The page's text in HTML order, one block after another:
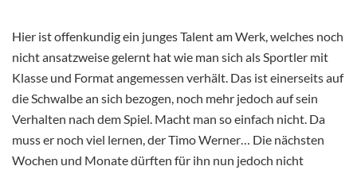
Hier ist offenkundig ein junges Talent am Werk, welches noch
nicht ansatzweise gelernt hat wie man sich als Sportler mit
Klasse und Format angemessen verhält. Das ist einerseits auf
die Schwalbe an sich bezogen, noch mehr jedoch auf sein
Verhalten nach dem Spiel. Macht man so einfach nicht. Da
muss er noch viel lernen, der Timo Werner… Die nächsten
Wochen und Monate dürften für ihn nun jedoch nicht